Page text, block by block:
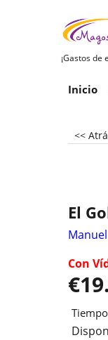
¡Gastos
Inicio
<<
El
Con
€